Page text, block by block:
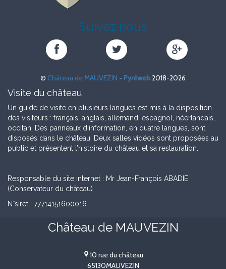
Suivez nous
Château
sur
Château
sur
Château
© Château de MAUVEZIN - Pyréweb2018-2026
Visite du château
Un guide de visite en plusieurs langues est mis à la disposition
des visiteurs : français, anglais, allemand, espagnol, néerlandais,
occitan. Des panneaux d’information, en quatre langues, sont
disposés dans le château. Deux salles vidéos sont proposées au
public et présentent l’histoire du château et sa restauration.
Responsable du site internet : Mr Jean-François ABADIE
(Conservateur du château)
N°siret : 77714151600016
Château de MAUVEZIN
10 rue du château
65130MAUVEZIN